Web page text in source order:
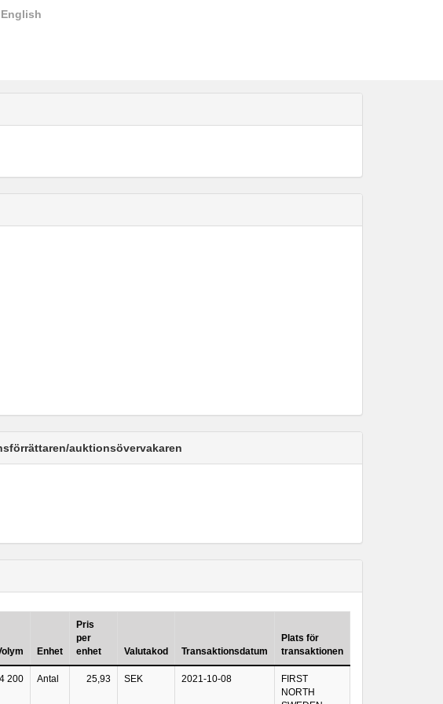
English
auktionsövervakaren
Enhet
Pris
per
enhet
Valutakod Transaktionsdatum
Plats för
transaktionen
4 200 Antal 25,93 SEK 2021-10-08
FIRST
NORTH